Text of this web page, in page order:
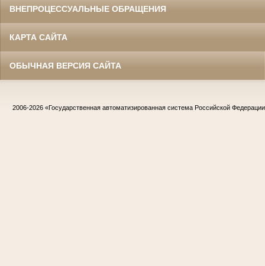
ВНЕПРОЦЕССУАЛЬНЫЕ ОБРАЩЕНИЯ
КАРТА САЙТА
ОБЫЧНАЯ ВЕРСИЯ САЙТА
2006-2026 «Государственная автоматизированная система Российской